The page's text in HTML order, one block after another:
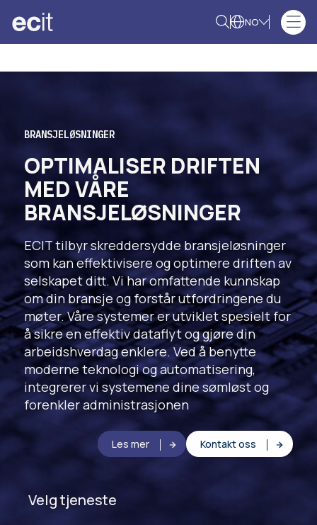
NO
BRANSJELØSNINGER
OPTIMALISER DRIFTEN
MED VÅRE
BRANSJELØSNINGER
ECIT tilbyr skreddersydde bransjeløsninger
som kan effektivisere og optimere driften av
selskapet ditt. Vi har omfattende kunnskap
om din bransje og forstår utfordringene du
møter. Våre systemer er utviklet spesielt for
å sikre en effektiv dataflyt og gjøre din
arbeidshverdag enklere. Ved å benytte
moderne teknologi og automatisering,
integrerer vi systemene dine sømløst og
forenkler administrasjonen
Les mer Kontakt oss
Velg tjeneste